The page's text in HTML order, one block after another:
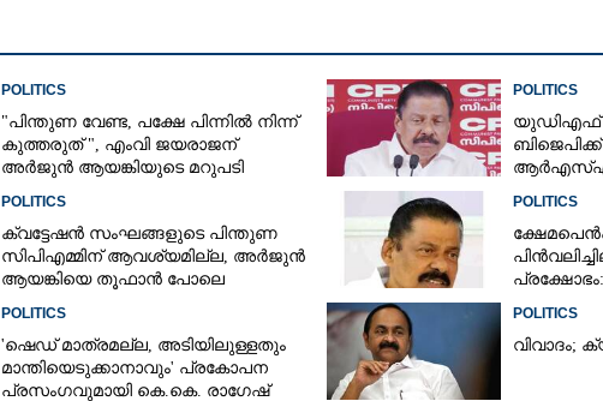
POLITICS
"പിന്തുണ വേണ്ട,​ പക്ഷേ പിന്നിൽ നിന്ന്
കുത്തരുത് ", എംവി ജയരാജന്
അർജുൻ ആയങ്കിയുടെ മറുപടി
POLITICS
യുഡിഎഫ്
POLITICS
ക്വട്ടേഷൻ സംഘങ്ങളുടെ പിന്തുണ
സിപിഎമ്മിന് ആവശ്യമില്ല, അർജുൻ
ആയങ്കിയെ തൂഫാൻ പോലെ
POLITICS
POLITICS
'ഷെഡ് മാത്രമല്ല, അടിയിലുള്ളതും
മാന്തിയെടുക്കാനാവും' പ്രകോപന
പ്രസംഗവുമായി കെ.കെ. രാഗേഷ്
POLITICS
വിവാദം;